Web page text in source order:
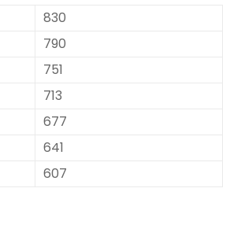
830
790
751
713
677
641
607